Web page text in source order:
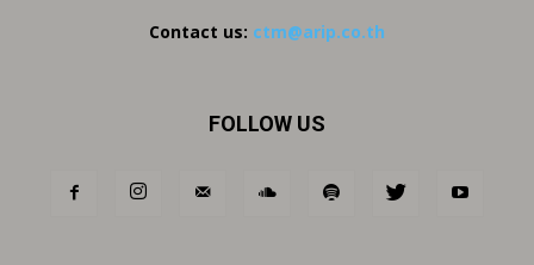
Contact us: ctm@arip.co.th
FOLLOW US